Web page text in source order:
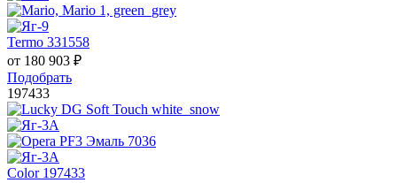
Termo 331558
от 180 903 ₽
Подобрать
197433
Color 197433